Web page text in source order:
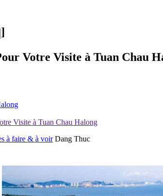
]
Votre Visite à Tuan Chau
Visite à Tuan Chau Halong
à faire & à voir Dang Thuc